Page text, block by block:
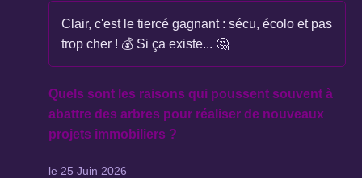
Clair, c'est le tiercé gagnant : sécu, écolo et pas
trop cher ! 💰 Si ça existe... 🤔
Quels sont les raisons qui poussent souvent à
abattre des arbres pour réaliser de nouveaux
projets immobiliers ?
le 25 Juin 2026